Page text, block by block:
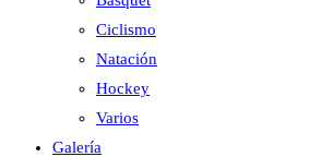
Ciclismo
Natación
Hockey
Varios
Galería